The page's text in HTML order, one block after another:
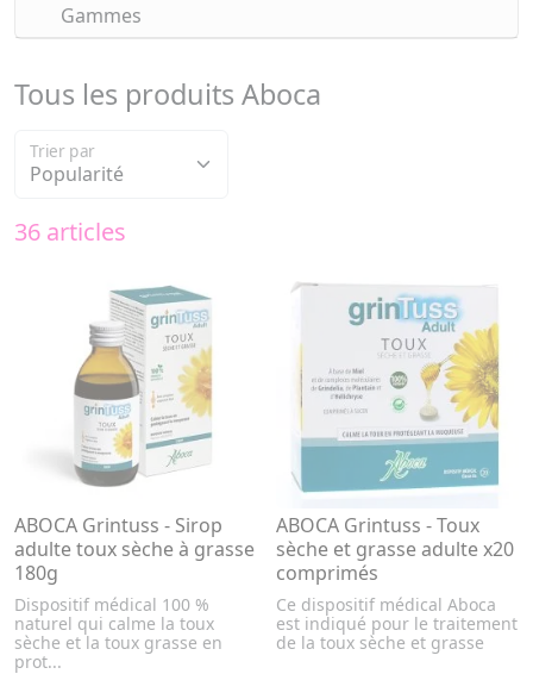
Gammes
Tous les produits Aboca
Trier par
36 articles
ABOCA Grintuss - Sirop
adulte toux sèche à grasse
180g
Dispositif médical 100 %
naturel qui calme la toux
sèche et la toux grasse en
prot...
ABOCA Grintuss - Toux
sèche et grasse adulte x20
comprimés
Ce dispositif médical Aboca
est indiqué pour le traitement
de la toux sèche et grasse